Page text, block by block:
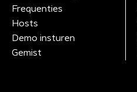
Frequenties
Hosts
Demo insturen
Gemist